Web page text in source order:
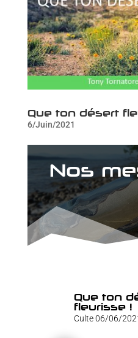
Que ton désert
6/Juin/2021
Nos
Que ton
fleurisse !
Culte 06/06/